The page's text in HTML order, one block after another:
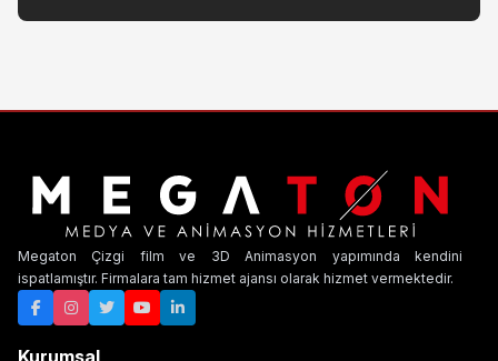
Megaton Çizgi film ve 3D Animasyon yapımında kendini
ispatlamıştır. Firmalara tam hizmet ajansı olarak hizmet vermektedir.
Kurumsal